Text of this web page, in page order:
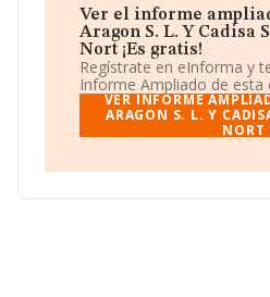
asesoramiento técnico.Ait
Cadisa S. A. Ute Vial Nort
temporal de empresas.
Ver el informe
Aragon S. L. Y Cadisa
Nort ¡Es gratis!
Regístrate en eInforma y
Informe Ampliado de esta
VER INFORME
ARAGON S. L. Y
NORT